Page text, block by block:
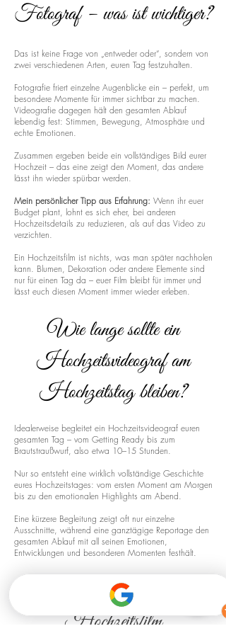
Fotograf – was ist wichtiger?
Das ist keine Frage von „entweder oder“, sondern von
zwei verschiedenen Arten, euren Tag festzuhalten.
Fotografie friert einzelne Augenblicke ein – perfekt, um
besondere Momente für immer sichtbar zu machen.
Videografie dagegen hält den gesamten Ablauf
lebendig fest: Stimmen, Bewegung, Atmosphäre und
echte Emotionen.
Zusammen ergeben beide ein vollständiges Bild eurer
Hochzeit – das eine zeigt den Moment, das andere
lässt ihn wieder spürbar werden.
Mein persönlicher Tipp aus Erfahrung: Wenn ihr euer
Budget plant, lohnt es sich eher, bei anderen
Hochzeitsdetails zu reduzieren, als auf das Video zu
verzichten.
Ein Hochzeitsfilm ist nichts, was man später nachholen
kann. Blumen, Dekoration oder andere Elemente sind
nur für einen Tag da – euer Film bleibt für immer und
lässt euch diesen Moment immer wieder erleben.
Wie lange sollte ein
Hochzeitsvideograf am
Hochzeitstag bleiben?
Idealerweise begleitet ein Hochzeitsvideograf euren
gesamten Tag – vom Getting Ready bis zum
Brautstraußwurf, also etwa 10–15 Stunden.
Nur so entsteht eine wirklich vollständige Geschichte
eures Hochzeitstages: vom ersten Moment am Morgen
bis zu den emotionalen Highlights am Abend.
Eine kürzere Begleitung zeigt oft nur einzelne
Ausschnitte, während eine ganztägige Reportage den
gesamten Ablauf mit all seinen Emotionen,
Entwicklungen und besonderen Momenten festhält.
Drohnenaufnahmen für euren